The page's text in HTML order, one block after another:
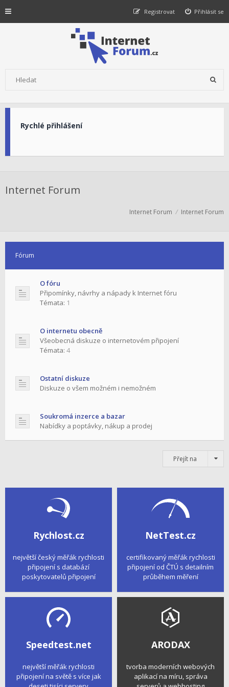
Přihlásit se
Registrovat
Rychlé přihlášení
Internet Forum
Internet Forum Internet Forum
Fórum
O fóru
Připomínky, návrhy a nápady k Internet fóru
Témata: 1
O internetu obecně
Všeobecná diskuze o internetovém připojení
Témata: 4
Ostatní diskuze
Diskuze o všem možném i nemožném
Soukromá inzerce a bazar
Nabídky a poptávky, nákup a prodej
Přejít na
Rychlost.cz
největší český měřák rychlosti
připojení s databází
poskytovatelů připojení
NetTest.cz
certifikovaný měřák rychlosti
připojení od ČTÚ s detailním
průběhem měření
Speedtest.net
největší měřák rychlosti
připojení na světě s více jak
ARODAX
tvorba moderních webových
aplikací na míru, správa